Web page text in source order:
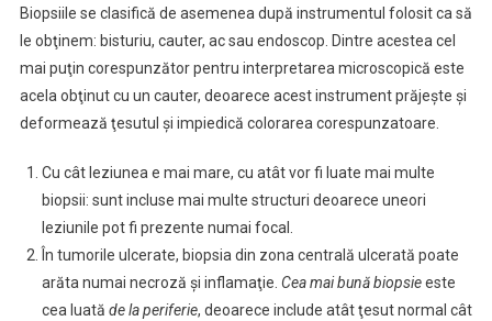
Biopsiile se clasifică de asemenea după instrumentul folosit ca să
le obţinem: bisturiu, cauter, ac sau endoscop. Dintre acestea cel
mai puţin corespunzător pentru interpretarea microscopică este
acela obţinut cu un cauter, deoarece acest instrument prăjeşte şi
deformează ţesutul şi impiedică colorarea corespunzatoare.
Cu cât leziunea e mai mare, cu atât vor fi luate mai multe
biopsii: sunt incluse mai multe structuri deoarece uneori
leziunile pot fi prezente numai focal.
În tumorile ulcerate, biopsia din zona centrală ulcerată poate
arăta numai necroză şi inflamaţie. Cea mai bună biopsieeste
cea luată de la periferie, deoarece include atât ţesut normal cât